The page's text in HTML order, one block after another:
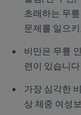
초래하는 무
문제를 일으
비만은 무릎
련이 있습니다
가장 심각한
상 체중 여성